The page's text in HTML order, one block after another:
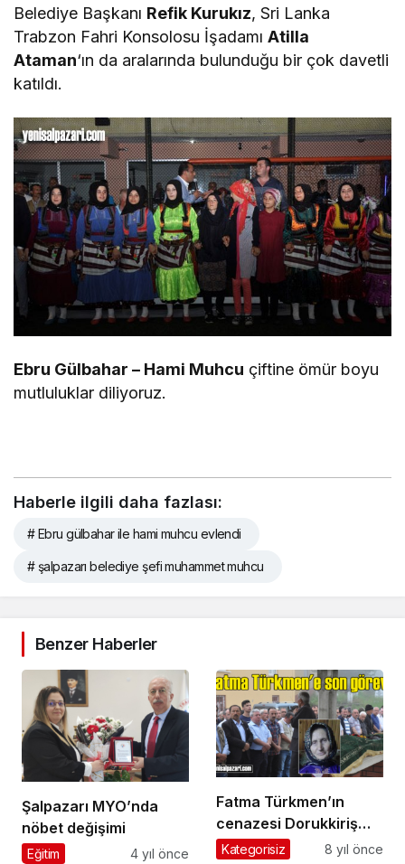
Belediye Başkanı Refik Kurukız, Sri Lanka
Trabzon Fahri Konsolosu İşadamıAtilla
Ataman‘ın da aralarında bulunduğu bir çok davetli
katıldı.
Ebru Gülbahar – Hami Muhcu çiftine ömür boyu
mutluluklar diliyoruz.
Haberle ilgili daha fazlası:
# Ebru gülbahar ile hami muhcu evlendi
# şalpazarı belediye şefi muhammet muhcu
Benzer Haberler
Şalpazarı MYO’nda
nöbet değişimi
Eğitim 4 yıl önce
Fatma Türkmen’ın
cenazesi Dorukkiriş
Mahallesi’nde toprağa
Kategorisiz 8 yıl önce